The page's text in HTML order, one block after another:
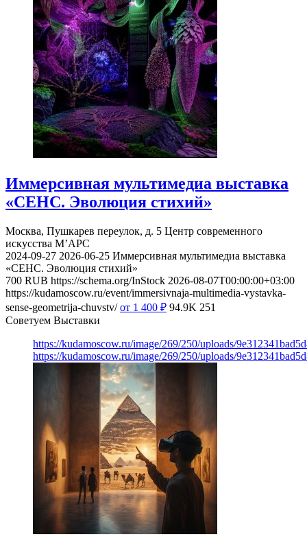
Иммерсивная мультимедиа выставка
«СЕНС. Эволюция стихий»
Москва, Пушкарев переулок, д. 5 Центр современного
искусства М’АРС
2024-09-27 2026-06-25 Иммерсивная мультимедиа выставка
«СЕНС. Эволюция стихий»
700 RUB https://schema.org/InStock 2026-08-07T00:00:00+03:00
https://kudamoscow.ru/event/immersivnaja-multimedia-vystavka-
sense-geometrija-chuvstv/ от 1 400 ₽ 94.9K 251
Советуем Выставки
https://kudamoscow.ru/image/269/250/uploads/
https://kudamoscow.ru/image/269/250/uploads/